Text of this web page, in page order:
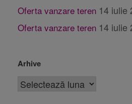
Oferta vanzare teren 14 iulie
Oferta vanzare teren 14 iulie
Arhive